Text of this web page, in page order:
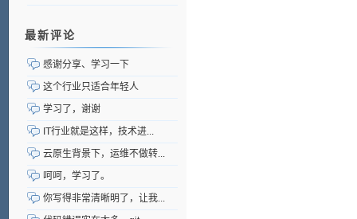
最新评论
感谢分享、学习一下
这个行业只适合年轻人
学习了，谢谢
IT行业就是这样，技术进...
云原生背景下，运维不做转...
呵呵，学习了。
你写得非常清晰明了，让我...